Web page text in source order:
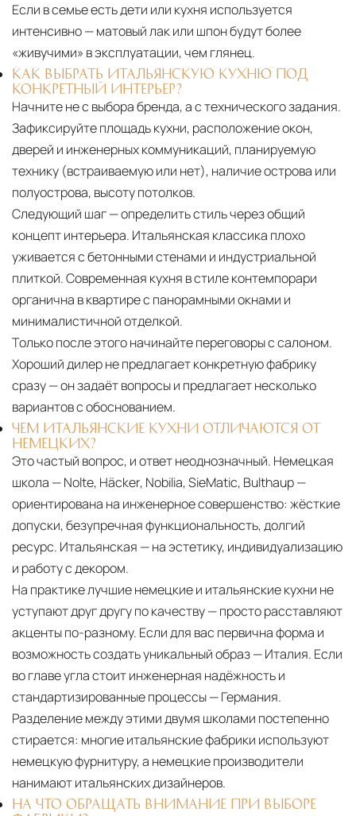
Если в семье есть дети или кухня используется
интенсивно — матовый лак или шпон будут более
«живучими» в эксплуатации, чем глянец.
КАК ВЫБРАТЬ ИТАЛЬЯНСКУЮ КУХНЮ ПОД
КОНКРЕТНЫЙ ИНТЕРЬЕР?
Начните не с выбора бренда, а с технического задания.
Зафиксируйте площадь кухни, расположение окон,
дверей и инженерных коммуникаций, планируемую
технику (встраиваемую или нет), наличие острова или
полуострова, высоту потолков.
Следующий шаг — определить стиль через общий
концепт интерьера. Итальянская классика плохо
уживается с бетонными стенами и индустриальной
плиткой. Современная кухня в стиле контемпорари
органична в квартире с панорамными окнами и
минималистичной отделкой.
Только после этого начинайте переговоры с салоном.
Хороший дилер не предлагает конкретную фабрику
сразу — он задаёт вопросы и предлагает несколько
вариантов с обоснованием.
ЧЕМ ИТАЛЬЯНСКИЕ КУХНИ ОТЛИЧАЮТСЯ ОТ
НЕМЕЦКИХ?
Это частый вопрос, и ответ неоднозначный. Немецкая
школа — Nolte, Häcker, Nobilia, SieMatic, Bulthaup —
ориентирована на инженерное совершенство: жёсткие
допуски, безупречная функциональность, долгий
ресурс. Итальянская — на эстетику, индивидуализацию
и работу с декором.
На практике лучшие немецкие и итальянские кухни не
уступают друг другу по качеству — просто расставляют
акценты по-разному. Если для вас первична форма и
возможность создать уникальный образ — Италия. Если
во главе угла стоит инженерная надёжность и
стандартизированные процессы — Германия.
Разделение между этими двумя школами постепенно
стирается: многие итальянские фабрики используют
немецкую фурнитуру, а немецкие производители
нанимают итальянских дизайнеров.
НА ЧТО ОБРАЩАТЬ ВНИМАНИЕ ПРИ ВЫБОРЕ